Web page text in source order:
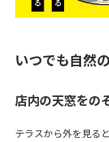
いつでも自然
店内の天窓をの
テラスから外を見る